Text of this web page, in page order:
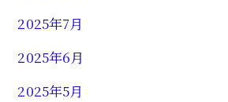
2025年7月
2025年6月
2025年5月